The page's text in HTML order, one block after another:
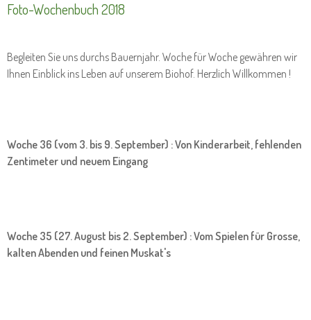
Foto-Wochenbuch 2018
Begleiten Sie uns durchs Bauernjahr. Woche für Woche gewähren wir
Ihnen Einblick ins Leben auf unserem Biohof. Herzlich Willkommen !
Woche 36 (vom 3. bis 9. September) : Von Kinderarbeit, fehlenden
Zentimeter und neuem Eingang
Woche 35 (27. August bis 2. September) : Vom Spielen für Grosse,
kalten Abenden und feinen Muskat's